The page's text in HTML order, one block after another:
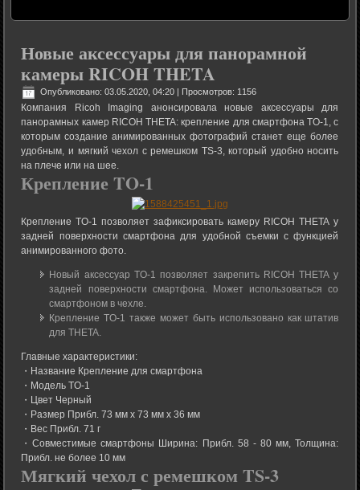
Новые аксессуары для панорамной
камеры RICOH THETA
Опубликовано: 03.05.2020, 04:20 | Просмотров: 1156
Компания Ricoh Imaging анонсировала новые аксессуары для
панорамных камер RICOH THETA: крепление для смартфона TO-1, с
которым создание анимированных фотографий станет еще более
удобным, и мягкий чехол с ремешком TS-3, который удобно носить
на плече или на шее.
Крепление TO-1
Крепление TO-1 позволяет зафиксировать камеру RICOH THETA у
задней поверхности смартфона для удобной съемки с функцией
анимированного фото.
Новый аксессуар TO-1 позволяет закрепить RICOH THETA у
задней поверхности смартфона. Может использоваться со
смартфоном в чехле.
Крепление TO-1 также может быть использовано как штатив
для THETA.
Главные характеристики:
・Название Крепление для смартфона
・Модель TO-1
・Цвет Черный
・Размер Прибл. 73 мм x 73 мм x 36 мм
・Вес Прибл. 71 г
・Совместимые смартфоны Ширина: Прибл. 58 - 80 мм, Толщина:
Прибл. не более 10 мм
Мягкий чехол с ремешком TS-3